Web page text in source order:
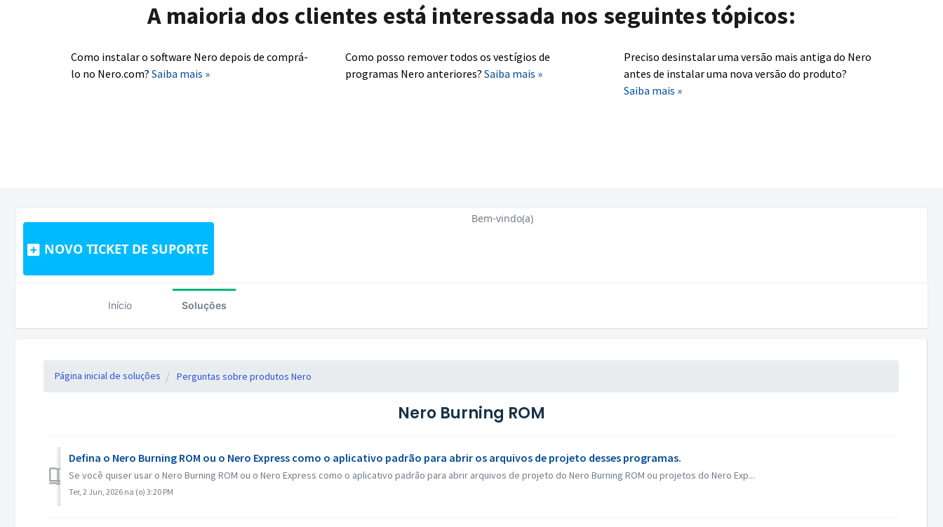
A maioria dos clientes está interessada nos seguintes tópicos:
Como instalar o software Nero depois de comprá-
lo no Nero.com? Saiba mais »
Como posso remover todos os vestígios de
programas Nero anteriores? Saiba mais »
Preciso desinstalar uma versão mais antiga do Nero
antes de instalar uma nova versão do produto?
Saiba mais »
NOVO TICKET DE SUPORTE
Bem-vindo(a)
Início Soluções
Página inicial de soluções Perguntas sobre produtos Nero
Nero Burning ROM
Defina o Nero Burning ROM ou o Nero Express como o aplicativo padrão para abrir os arquivos de projeto desses programas.
Se você quiser usar o Nero Burning ROM ou o Nero Express como o aplicativo padrão para abrir arquivos de projeto do Nero Burning ROM ou projetos do Nero Exp...
Ter, 2 Jun, 2026 na (o) 3:20 PM